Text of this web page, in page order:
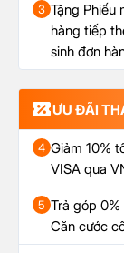
3 Tặng Phiếu
hàng tiếp
sinh đơn
ƯU ĐÃI
4 Giảm 10%
VISA qua
5 Trả góp 0%
Căn cước